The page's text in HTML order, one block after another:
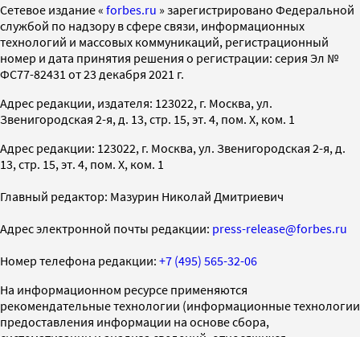
Cетевое издание « forbes.ru » зарегистрировано Федеральной
службой по надзору в сфере связи, информационных
технологий и массовых коммуникаций, регистрационный
номер и дата принятия решения о регистрации: серия Эл №
ФС77-82431 от 23 декабря 2021 г.
Адрес редакции, издателя: 123022, г. Москва, ул.
Звенигородская 2-я, д. 13, стр. 15, эт. 4, пом. X, ком. 1
Адрес редакции: 123022, г. Москва, ул. Звенигородская 2-я, д.
13, стр. 15, эт. 4, пом. X, ком. 1
Главный редактор: Мазурин Николай Дмитриевич
Адрес электронной почты редакции: press-release@forbes.ru
Номер телефона редакции: +7 (495) 565-32-06
На информационном ресурсе применяются
рекомендательные технологии (информационные технологии
предоставления информации на основе сбора,